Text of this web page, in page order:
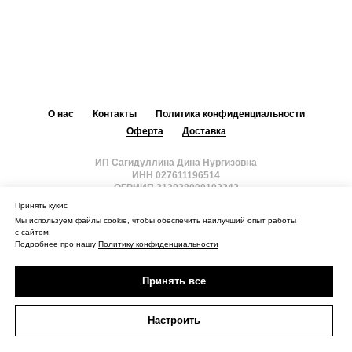
Принять кукис
Мы используем файлы cookie, чтобы обеспечить наилучший опыт работы
с сайтом.
Подробнее про нашу Политику конфиденциальности
Принять все
Настроить
О нас Контакты
Политика конфиденциальности
Оферта
Доставка
ИП Сагидуллина Дина Нургизовна
ИНН 027611196514
ОГРНИП 313028000102242
Наверх